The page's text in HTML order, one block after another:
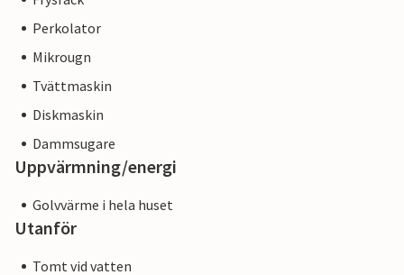
Perkolator
Mikrougn
Tvättmaskin
Diskmaskin
Dammsugare
Uppvärmning/energi
Golvvärme i hela huset
Utanför
Tomt vid vatten